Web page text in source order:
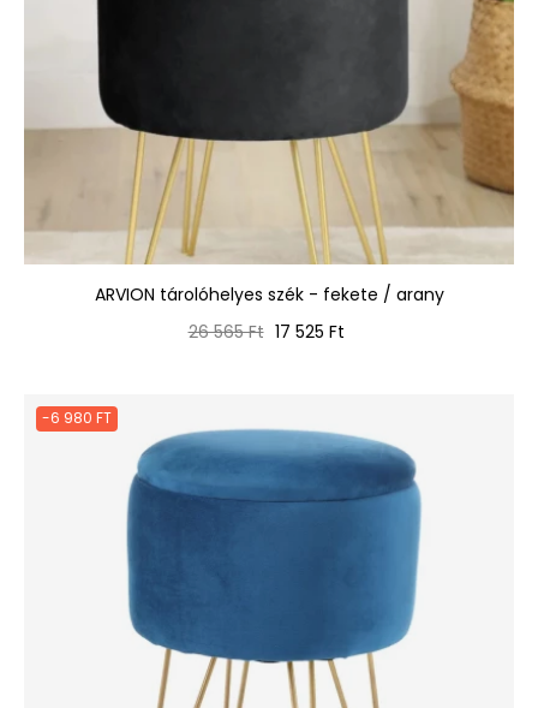
ARVION tárolóhelyes szék - fekete / arany
Normál
26 565 Ft Ár
17 525 Ft
-6 980 FT